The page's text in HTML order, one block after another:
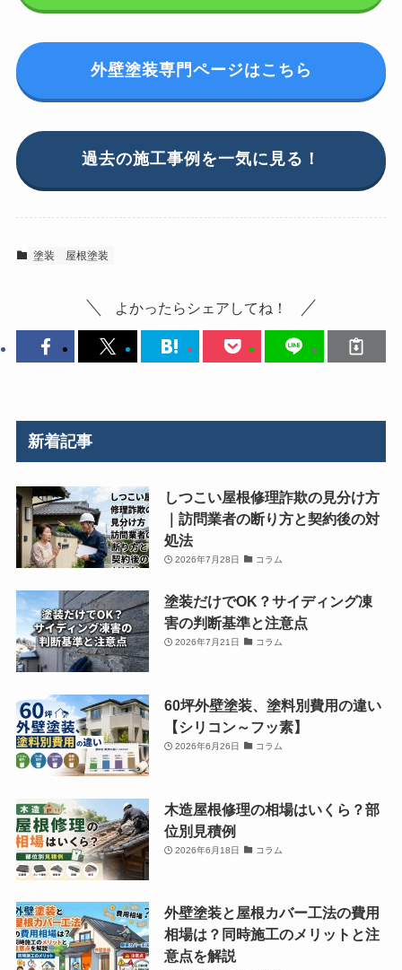
外壁塗装専門ページはこちら
過去の施工事例を一気に見る！
塗装 屋根塗装
よかったらシェアしてね！
新着記事
しつこい屋根修理詐欺の見分け方
｜訪問業者の断り方と契約後の対
処法
2026年7月28日 コラム
塗装だけでOK？サイディング凍
害の判断基準と注意点
2026年7月21日 コラム
60坪外壁塗装、塗料別費用の違い
【シリコン～フッ素】
2026年6月26日 コラム
木造屋根修理の相場はいくら？部
位別見積例
2026年6月18日 コラム
外壁塗装と屋根カバー工法の費用
相場は？同時施工のメリットと注
意点を解説